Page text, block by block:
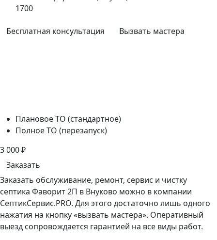
1700
Бесплатная консультация Вызвать мастера
Плановое ТО (стандартное)
Полное ТО (перезапуск)
3 000₽
Заказать
Заказать обслуживание, ремонт, сервис и чистку
септика Фаворит 2П в Внуково можно в компании
СептикСервис.PRO. Для этого достаточно лишь одного
нажатия на кнопку «вызвать мастера». Оперативный
выезд сопровождается гарантией на все виды работ.